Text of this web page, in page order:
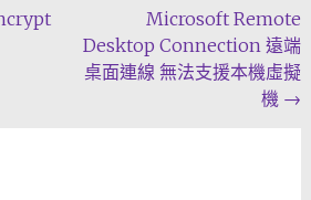
Microsoft Remote
Desktop Connection 遠端
桌面連線 無法支援本機虛擬
機 →